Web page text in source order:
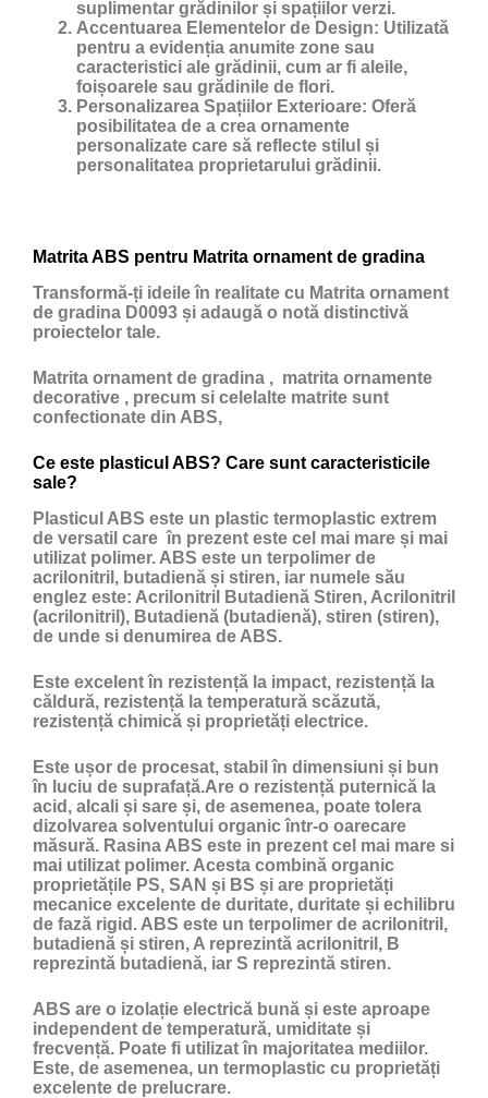
suplimentar grădinilor și spațiilor verzi.
Accentuarea Elementelor de Design: Utilizată
pentru a evidenția anumite zone sau
caracteristici ale grădinii, cum ar fi aleile,
foișoarele sau grădinile de flori.
Personalizarea Spațiilor Exterioare: Oferă
posibilitatea de a crea ornamente
personalizate care să reflecte stilul și
personalitatea proprietarului grădinii.
Matrita ABS pentru Matrita ornament de gradina
Transformă-ți ideile în realitate cu Matrita ornament
de gradina D0093 și adaugă o notă distinctivă
proiectelor tale.
Matrita ornament de gradina , matrita ornamente
decorative , precum si celelalte matrite sunt
confectionate din ABS,
Ce este plasticul ABS? Care sunt caracteristicile
sale?
Plasticul ABS este un plastic termoplastic extrem
de versatil care în prezent este cel mai mare și mai
utilizat polimer. ABS este un terpolimer de
acrilonitril, butadienă și stiren, iar numele său
englez este: Acrilonitril Butadienă Stiren, Acrilonitril
(acrilonitril), Butadienă (butadienă), stiren (stiren),
de unde si denumirea de ABS.
Este excelent în rezistență la impact, rezistență la
căldură, rezistență la temperatură scăzută,
rezistență chimică și proprietăți electrice.
Este ușor de procesat, stabil în dimensiuni și bun
în luciu de suprafață.Are o rezistență puternică la
acid, alcali și sare și, de asemenea, poate tolera
dizolvarea solventului organic într-o oarecare
măsură. Rasina ABS este in prezent cel mai mare si
mai utilizat polimer. Acesta combină organic
proprietățile PS, SAN și BS și are proprietăți
mecanice excelente de duritate, duritate și echilibru
de fază rigid. ABS este un terpolimer de acrilonitril,
butadienă și stiren, A reprezintă acrilonitril, B
reprezintă butadienă, iar S reprezintă stiren.
ABS are o izolație electrică bună și este aproape
independent de temperatură, umiditate și
frecvență. Poate fi utilizat în majoritatea mediilor.
Este, de asemenea, un termoplastic cu proprietăți
excelente de prelucrare.